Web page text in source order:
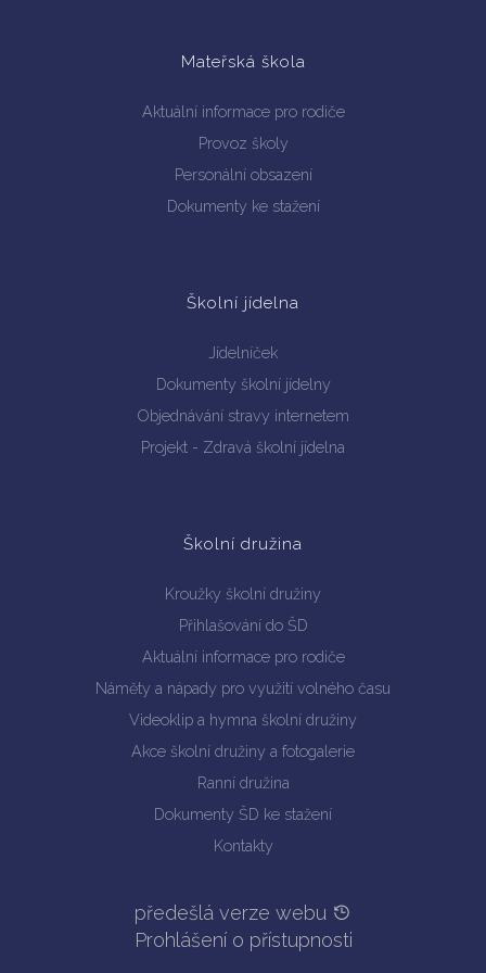
Mateřská škola
Aktuální informace pro rodiče
Provoz školy
Personální obsazení
Dokumenty ke stažení
Školní jídelna
Jídelníček
Dokumenty školní jídelny
Objednávání stravy internetem
Projekt - Zdravá školní jídelna
Školní družina
Kroužky školní družiny
Přihlašování do ŠD
Aktuální informace pro rodiče
Náměty a nápady pro využití volného času
Videoklip a hymna školní družiny
Akce školní družiny a fotogalerie
Ranní družina
Dokumenty ŠD ke stažení
Kontakty
předešlá verze webu
Prohlášení o přístupnosti